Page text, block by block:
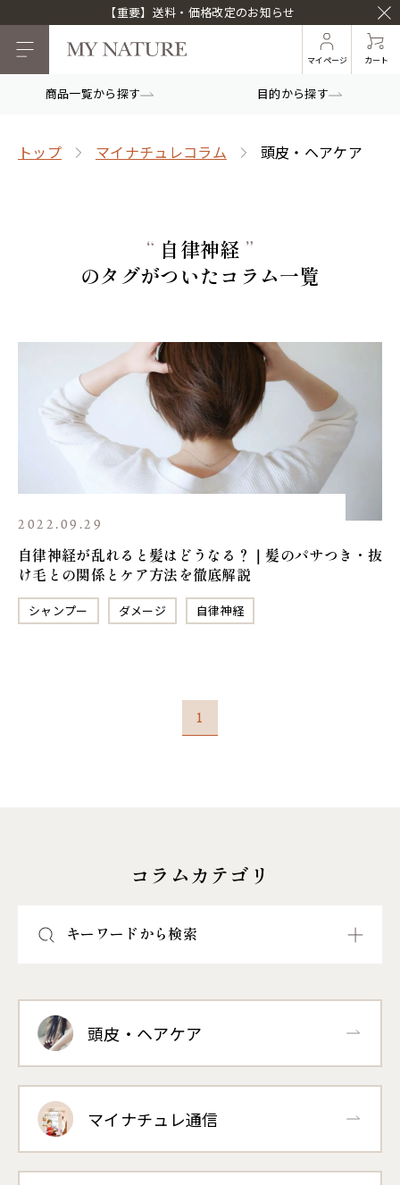
【重要】送料・価格改定のお知らせ
マイページ カート
商品一覧から探す 目的から探す
トップ マイナチュレコラム 頭皮・ヘアケア
“ 自律神経 ”
のタグがついたコラム一覧
2022.09.29
自律神経が乱れると髪はどうなる？｜髪のパサつき・抜
け毛との関係とケア方法を徹底解説
シャンプー ダメージ 自律神経
1
コラムカテゴリ
キーワードから検索
頭皮・ヘアケア
マイナチュレ通信